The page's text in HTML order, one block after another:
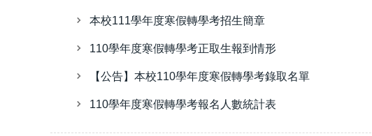
本校111學年度寒假轉學考招生簡章
110學年度寒假轉學考正取生報到情形
【公告】本校110學年度寒假轉學考錄取名單
110學年度寒假轉學考報名人數統計表